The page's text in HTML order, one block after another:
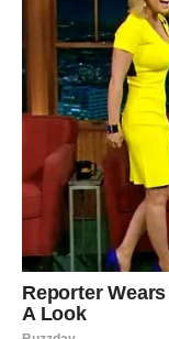
ponekad
priznalo je da
Stručnjaci,
povećava rizik od
iritacija i